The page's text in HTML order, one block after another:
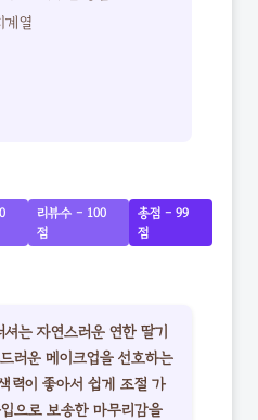
계열
리뷰수 - 100
점
총점 - 99
점
는 자연스러운 연한 딸기
러운 메이크업을 선호하는
력이 좋아서 쉽게 조절 가
으로 보송한 마무리감을